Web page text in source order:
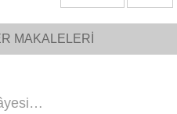
MAKALELERİ